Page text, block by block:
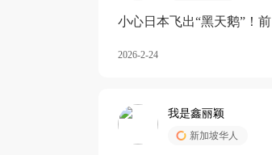
小心日本飞出“黑天鹅”！
2026-2-24
我是鑫丽颖
新加坡华人